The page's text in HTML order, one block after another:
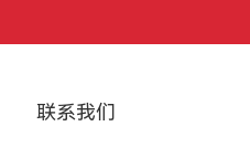
联系我们